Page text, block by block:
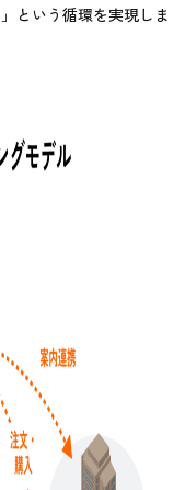
という循環を実現しま